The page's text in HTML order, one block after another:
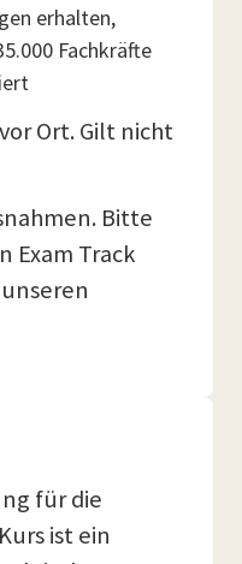
erhalten,
Fachkräfte
Ort. Gilt nicht
Bitte
Exam Track
für die
ist ein